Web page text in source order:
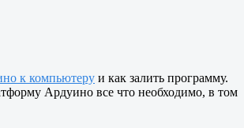
к компьютеру и как залить программу.
Ардуино все что необходимо, в том